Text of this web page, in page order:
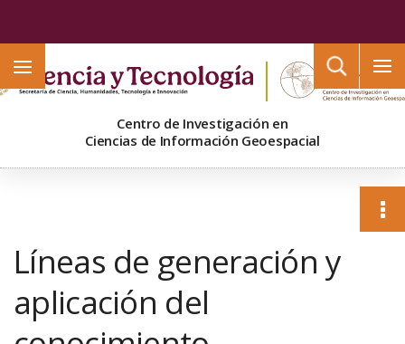
Centro de Investigación en
Ciencias de Información Geoespacial
Líneas de generación y
aplicación del